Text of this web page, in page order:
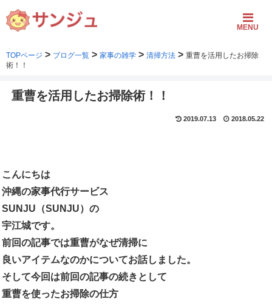
MENU
TOPページ > ブログ一覧 > 家事の雑学 > 清掃方法 > 重曹を活用したお掃除
術！！
重曹を活用したお掃除術！！
2019.07.13 2018.05.22
こんにちは
沖縄の家事代行サービス
SUNJU（SUNJU）の
宇江城です。
前回の記事では重曹がなぜ清掃に
良いアイテムなのかについてお話しました。
そして今回は前回の記事の続きとして
重曹を使ったお掃除の仕方